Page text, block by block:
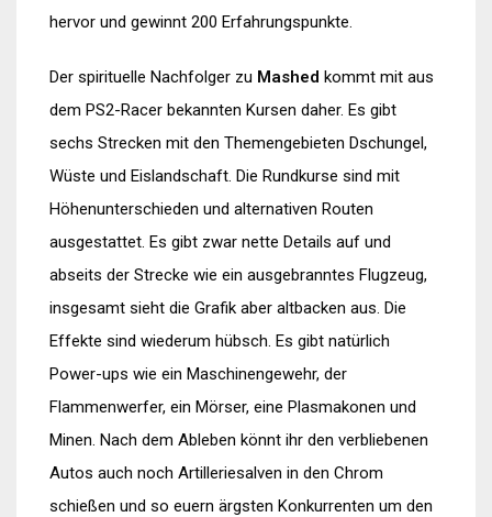
hervor und gewinnt 200 Erfahrungspunkte.
Der spirituelle Nachfolger zu Mashed kommt mit aus
dem PS2-Racer bekannten Kursen daher. Es gibt
sechs Strecken mit den Themengebieten Dschungel,
Wüste und Eislandschaft. Die Rundkurse sind mit
Höhenunterschieden und alternativen Routen
ausgestattet. Es gibt zwar nette Details auf und
abseits der Strecke wie ein ausgebranntes Flugzeug,
insgesamt sieht die Grafik aber altbacken aus. Die
Effekte sind wiederum hübsch. Es gibt natürlich
Power-ups wie ein Maschinengewehr, der
Flammenwerfer, ein Mörser, eine Plasmakonen und
Minen. Nach dem Ableben könnt ihr den verbliebenen
Autos auch noch Artilleriesalven in den Chrom
schießen und so euern ärgsten Konkurrenten um den